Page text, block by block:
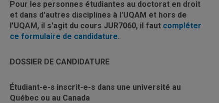
Pour les personnes étudiantes au doctorat en droit
et dans d'autres disciplines à l'UQAM et hors de
l'UQAM, il s'agit du cours JUR7060, il faut compléter
ce formulaire de candidature.
DOSSIER DE CANDIDATURE
Étudiant-e-s inscrit-e-s dans une université au
Québec ou au Canada